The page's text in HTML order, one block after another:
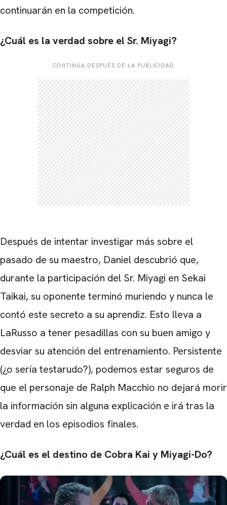
continuarán en la competición.
¿Cuál es la verdad sobre el Sr. Miyagi?
CONTINÚA DESPUÉS DE LA PUBLICIDAD
Después de intentar investigar más sobre el
pasado de su maestro, Daniel descubrió que,
durante la participación del Sr. Miyagi en Sekai
Taikai, su oponente terminó muriendo y nunca le
contó este secreto a su aprendiz. Esto lleva a
LaRusso a tener pesadillas con su buen amigo y
desviar su atención del entrenamiento. Persistente
(¿o sería testarudo?), podemos estar seguros de
que el personaje de Ralph Macchio no dejará morir
la información sin alguna explicación e irá tras la
verdad en los episodios finales.
¿Cuál es el destino de Cobra Kai y Miyagi-Do?
CARREGANDO PUBLICIDADE